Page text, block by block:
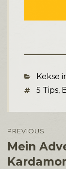
Categories
Kekse
Tags5 Tips,
PREVIOUS
Previous
post:
Mein